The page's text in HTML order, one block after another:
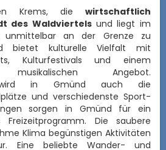
Krems, die wirtschaftlich
des Waldviertels und liegt im
unmittelbar an der Grenze zu
bietet kulturelle Vielfalt mit
Kulturfestivals und einem
musikalischen Angebot.
wird in Gmünd auch die
und verschiedenste Sport-
sorgen in Gmünd für ein
Freizeitprogramm. Die saubere
Klima begünstigen Aktivitäten
Eine beliebte Wander- und